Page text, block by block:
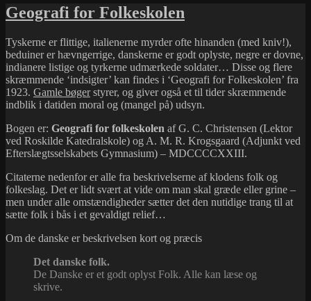
Geografi for Folkeskolen
Tyskerne er flittige, italienerne myrder ofte hinanden (med kniv!),
beduiner er hævngerrige, danskerne er godt oplyste, negre er dovne,
indianere listige og tyrkerne udmærkede soldater… Disse og flere
skræmmende ‘indsigter’ kan findes i ‘Geografi for Folkeskolen’ fra
1923. Gamle bøgerstyrer, og giver også et til tider skræmmende
indblik i datiden moral og (mangel på) udsyn.
Bogen er: Geografi for folkeskolen af G. C. Christensen (Lektor
ved Roskilde Katedralskole) og A. M. R. Krogsgaard (Adjunkt ved
Efterslægtsselskabets Gymnasium) – MDCCCCXXIII.
Citaterne nedenfor er alle fra beskrivelserne af klodens folk og
folkeslag. Det er lidt svært at vide om man skal græde eller grine –
men under alle omstændigheder sætter det den nutidige trang til at
sætte folk i bås i et gevaldigt relief…
Om de danske er beskrivelsen kort og præcis
Det danske folk.
De Danske er et godt oplyst Folk. Alle kan læse og
skrive.